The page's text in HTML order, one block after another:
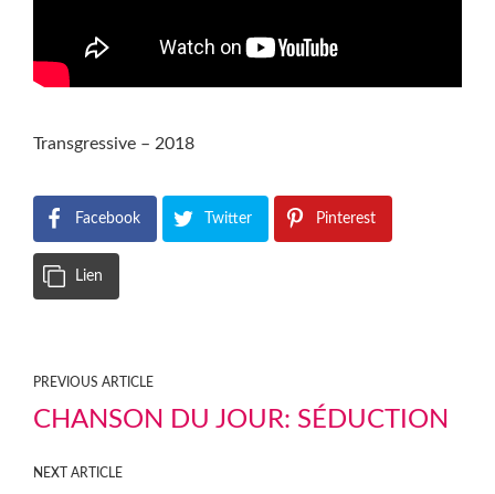
Transgressive – 2018
Facebook Twitter Pinterest
Lien
PREVIOUS ARTICLE
CHANSON DU JOUR: SÉDUCTION
NEXT ARTICLE